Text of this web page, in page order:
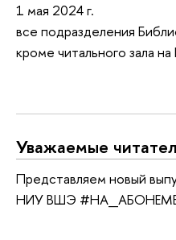
1 мая 2024 г.
все подразделения
кроме читального зала
Уважаемые
Представляем новый
НИУ ВШЭ